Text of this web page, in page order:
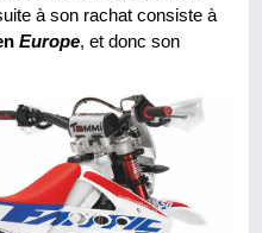
à son rachat consiste à
Europe, et donc son